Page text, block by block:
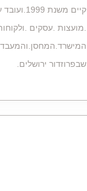
קיים
.מועצות .עסקים
שבפרוזדור ירושלים.